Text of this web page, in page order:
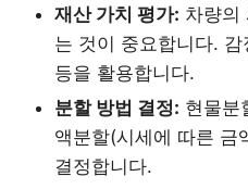
재산 가치 평가: 차량의
는 것이 중요합니다.
등을 활용합니다.
분할 방법 결정: 현물분
액분할(시세에 따른 금
결정합니다.